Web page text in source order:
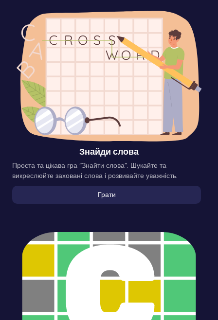
Знайди слова
Проста та цікава гра “Знайти слова”. Шукайте та
викреслюйте заховані слова і розвивайте уважність.
Грати